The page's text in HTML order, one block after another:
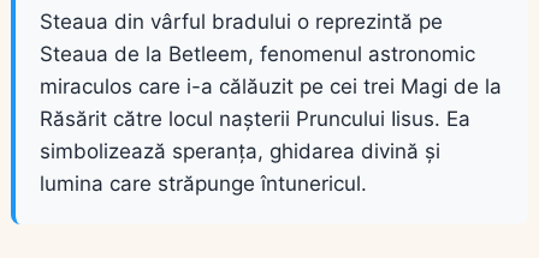
Steaua din vârful bradului o reprezintă pe
Steaua de la Betleem, fenomenul astronomic
miraculos care i-a călăuzit pe cei trei Magi de la
Răsărit către locul nașterii Pruncului Iisus. Ea
simbolizează speranța, ghidarea divină și
lumina care străpunge întunericul.